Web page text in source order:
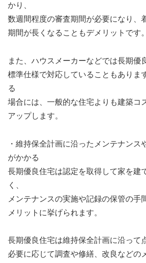
かり、
数週間程度の審査期間が必要になり、
期間が長くなることもデメリットです。
また、ハウスメーカーなどでは長期優
標準仕様で対応していることもありま
る
場合には、一般的な住宅よりも建築コ
アップします。
・維持保全計画に沿ったメンテナンス
がかかる
長期優良住宅は認定を取得して家を建
く、
メンテナンスの実施や記録の保管の手
メリットに挙げられます。
長期優良住宅は維持保全計画に沿って
必要に応じて調査や修繕、改良などの